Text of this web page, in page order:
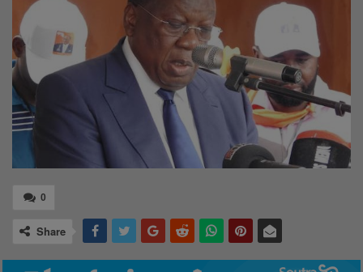
0
Share